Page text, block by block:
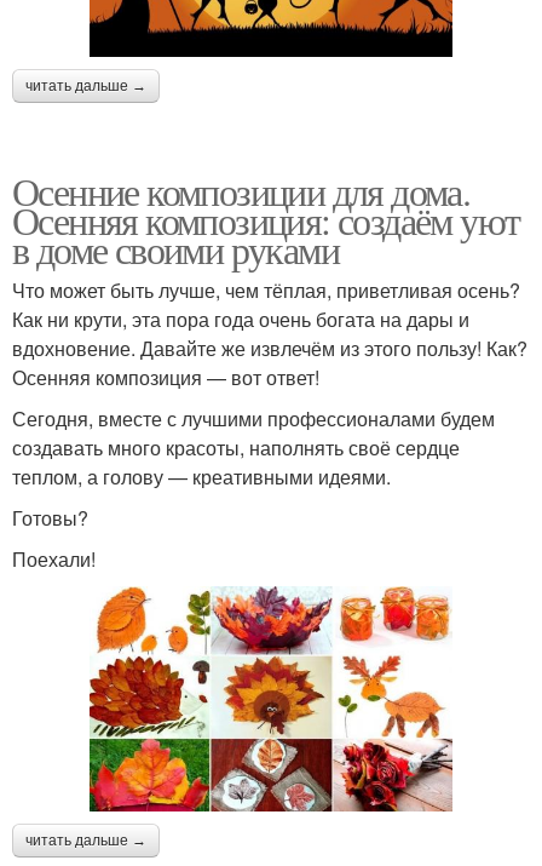
читать дальше →
Осенние композиции для дома.
Осенняя композиция: создаём уют
в доме своими руками
Что может быть лучше, чем тёплая, приветливая осень?
Как ни крути, эта пора года очень богата на дары и
вдохновение. Давайте же извлечём из этого пользу! Как?
Осенняя композиция — вот ответ!
Сегодня, вместе с лучшими профессионалами будем
создавать много красоты, наполнять своё сердце
теплом, а голову — креативными идеями.
Готовы?
Поехали!
читать дальше →